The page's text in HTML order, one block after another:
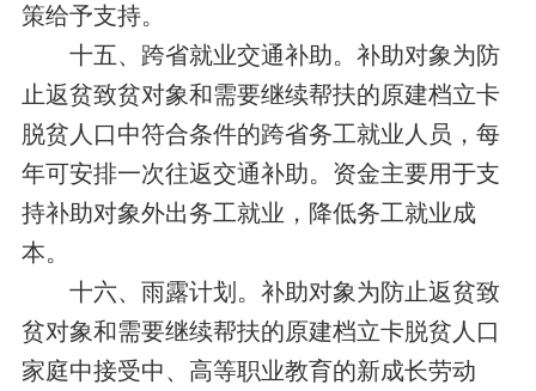
策给予支持。
十五、跨省就业交通补助。补助对象为防
止返贫致贫对象和需要继续帮扶的原建档立卡
脱贫人口中符合条件的跨省务工就业人员，每
年可安排一次往返交通补助。资金主要用于支
持补助对象外出务工就业，降低务工就业成
本。
十六、雨露计划。补助对象为防止返贫致
贫对象和需要继续帮扶的原建档立卡脱贫人口
家庭中接受中、高等职业教育的新成长劳动